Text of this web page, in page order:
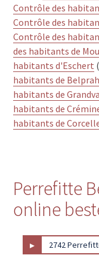
Contrôle des
Contrôle des
Contrôle des
des habitants de
habitants d'Eschert
habitants de
habitants de
habitants de
habitants de
Perrefitte
online
▸ 2742